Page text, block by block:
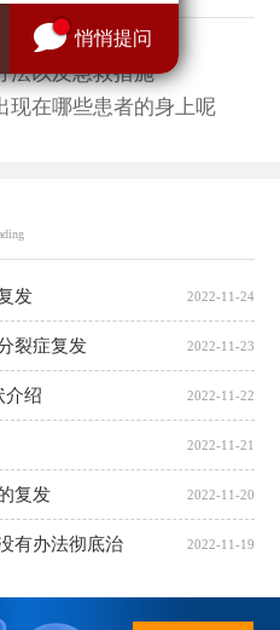
悄悄提问
法以及急救措施
现在哪些患者的身上呢
发 2022-11-24
裂症复发 2022-11-23
介绍 2022-11-22
2022-11-21
复发 2022-11-20
有办法彻底治 2022-11-19